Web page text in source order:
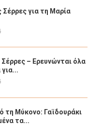
Σέρρες για τη Μαρία
Σέρρες – Ερευνώνται όλα
τη Μύκονο: Γαϊδουράκι
τα...